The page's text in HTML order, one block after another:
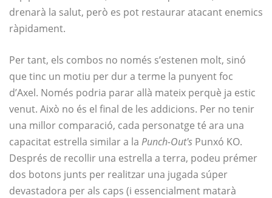
drenarà la salut, però es pot restaurar atacant enemics
ràpidament.
Per tant, els combos no només s’estenen molt, sinó
que tinc un motiu per dur a terme la punyent foc
d’Axel. Només podria parar allà mateix perquè ja estic
venut. Això no és el final de les addicions. Per no tenir
una millor comparació, cada personatge té ara una
capacitat estrella similar a la Punch-Out's Punxó KO.
Després de recollir una estrella a terra, podeu prémer
dos botons junts per realitzar una jugada súper
devastadora per als caps (i essencialment matarà